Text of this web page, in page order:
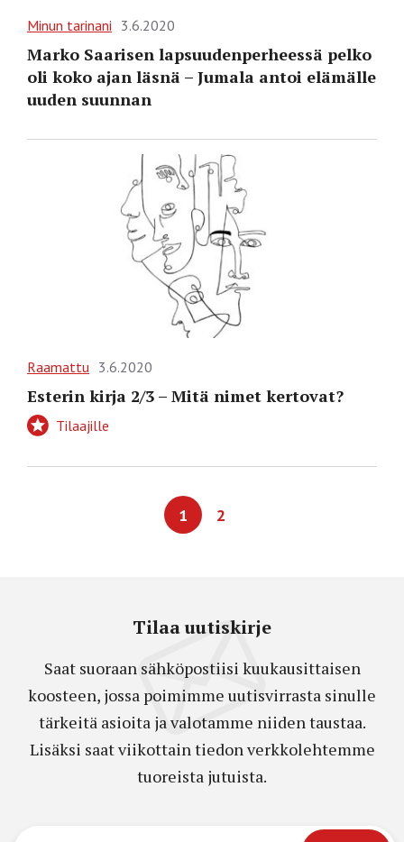
Minun tarinani 3.6.2020
Marko Saarisen lapsuudenperheessä pelko
oli koko ajan läsnä – Jumala antoi elämälle
uuden suunnan
Raamattu 3.6.2020
Esterin kirja 2/3 – Mitä nimet kertovat?
Tilaajille
1 2
Tilaa uutiskirje
Saat suoraan sähköpostiisi kuukausittaisen
koosteen, jossa poimimme uutisvirrasta sinulle
tärkeitä asioita ja valotamme niiden taustaa.
Lisäksi saat viikottain tiedon verkkolehtemme
tuoreista jutuista.